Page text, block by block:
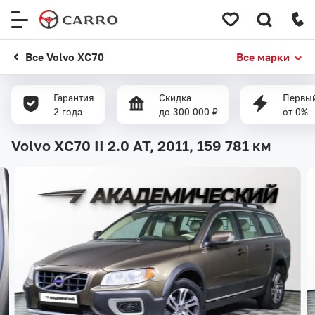
Все Volvo XC70 Все марки
Гарантия
2 года
Скидка
до 300 000 ₽
от 0%
Volvo XC70 II 2.0 AT, 2011, 159 781 км